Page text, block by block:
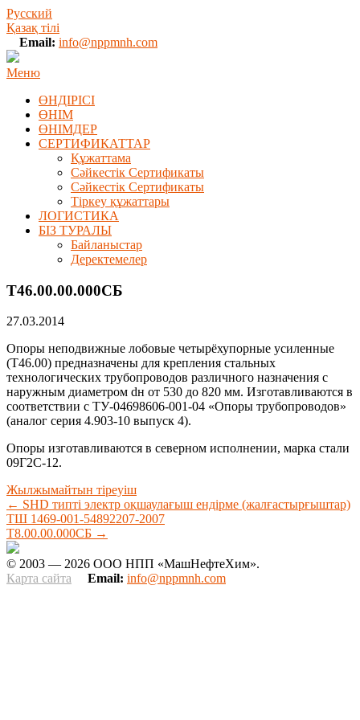
Русский
Қазақ тілі
Email: info@nppmnh.com
Меню
ӨНДІРІСІ
ӨНІМ
ӨHIМДЕР
СЕРТИФИКАТТАР
Құжаттама
Сәйкестік Сертификаты
Сәйкестік Сертификаты
Тіркеу құжаттары
ЛОГИСТИКА
БІЗ ТУРАЛЫ
Байланыстар
Деректемелер
Т46.00.00.000СБ
27.03.2014
Опоры неподвижные лобовые четырёхупорные усиленные
(Т46.00) предназначены для крепления стальных
технологических трубопроводов различного назначения с
наружным диаметром dн от 530 до 820 мм. Изготавливаются в
соответствии с ТУ-04698606-001-04 «Опоры трубопроводов»
(аналог серия 4.903-10 выпуск 4).
Опоры изготавливаются в северном исполнении, марка стали
09Г2С-12.
Жылжымайтын тіреуіш
← SHD типті электр оқшаулағыш ендірме (жалғастырғыштар)
ТШ 1469-001-54892207-2007
Т8.00.00.000СБ →
© 2003 — 2026 ООО НПП «МашНефтеХим».
Карта сайта
Email: info@nppmnh.com